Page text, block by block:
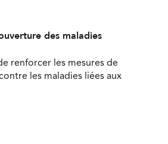
des maladies
renforcer les mesures de
les maladies liées aux